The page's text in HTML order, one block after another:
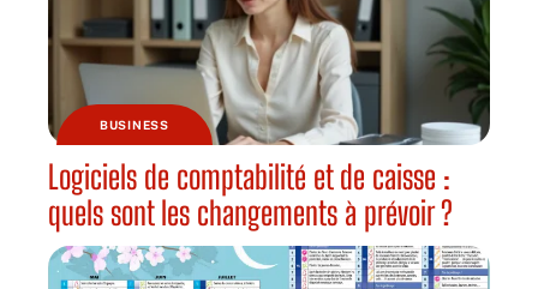
BUSINESS
Logiciels de comptabilité et de caisse :
quels sont les changements à prévoir ?